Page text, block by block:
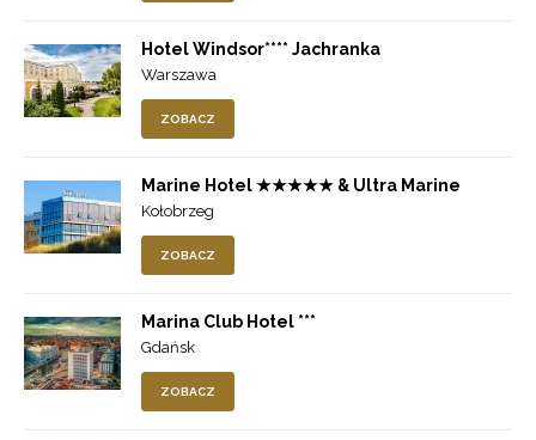
Hotel Windsor**** Jachranka
Warszawa
ZOBACZ
Marine Hotel ★★★★★ & Ultra Marine
Kołobrzeg
ZOBACZ
Marina Club Hotel ***
Gdańsk
ZOBACZ